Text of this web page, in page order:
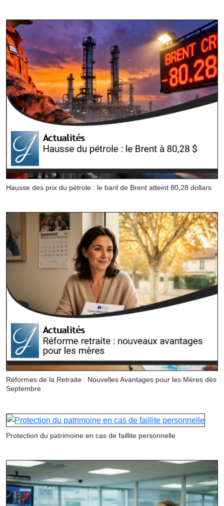
Hausse des prix du pétrole : le baril de Brent atteint 80,28 dollars
Réformes de la Retraite : Nouvelles Avantages pour les Mères dès
Septembre
Protection du patrimoine en cas de faillite personnelle